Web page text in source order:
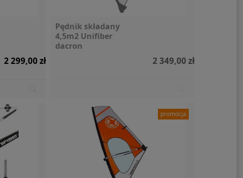
119,00 zł
SIGG Butelka Mountain
2 299,00 zł
Pędnik składany
4,5m2 Unifiber
dacron
2 349,00 zł
promocja